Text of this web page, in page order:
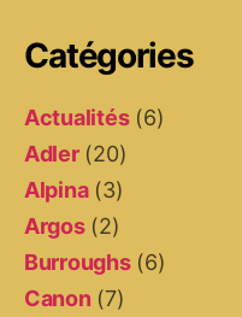
Catégories
Actualités(6)
Adler(20)
Alpina(3)
Argos(2)
Burroughs(6)
Canon (7)